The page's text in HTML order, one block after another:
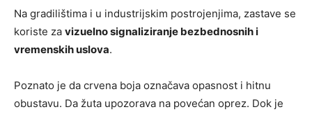
Na gradilištima i u industrijskim postrojenjima, zastave se
koriste za vizuelno signaliziranje bezbednosnih i
vremenskih uslova.
Poznato je da crvena boja označava opasnost i hitnu
obustavu. Da žuta upozorava na povećan oprez. Dok je